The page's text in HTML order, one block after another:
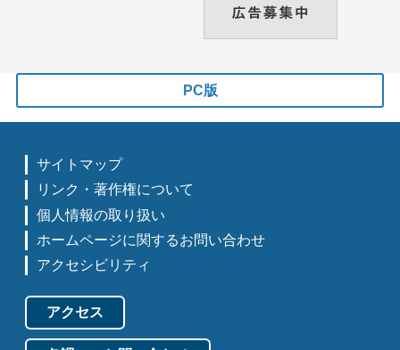
PC版
サイトマップ
リンク・著作権について
個人情報の取り扱い
ホームページに関するお問い合わせ
アクセシビリティ
アクセス